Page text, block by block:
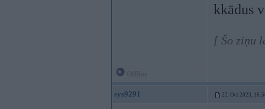
kkādus
[ Šo ziņu
sys9291 22. Oct 2023,